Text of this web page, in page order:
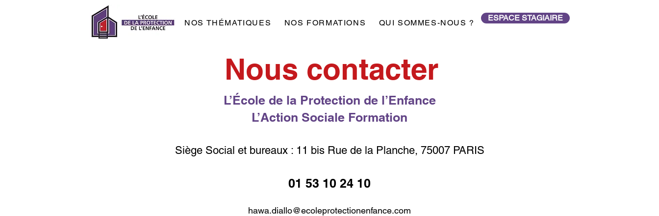
NOS THÉMATIQUES NOS FORMATIONS QUI SOMMES-NOUS ?
ESPACE STAGIAIRE
Nous contacter
L’École de la Protection de l’Enfance
L’Action Sociale Formation
Siège Social et bureaux : 11 bis Rue de la Planche, 75007 PARIS
01 53 10 24 10
hawa.diallo@ecoleprotectionenfance.com